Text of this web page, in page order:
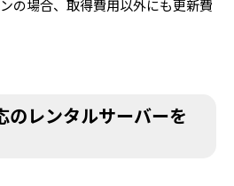
の場合、取得費用以外にも更新費
のレンタルサーバーを